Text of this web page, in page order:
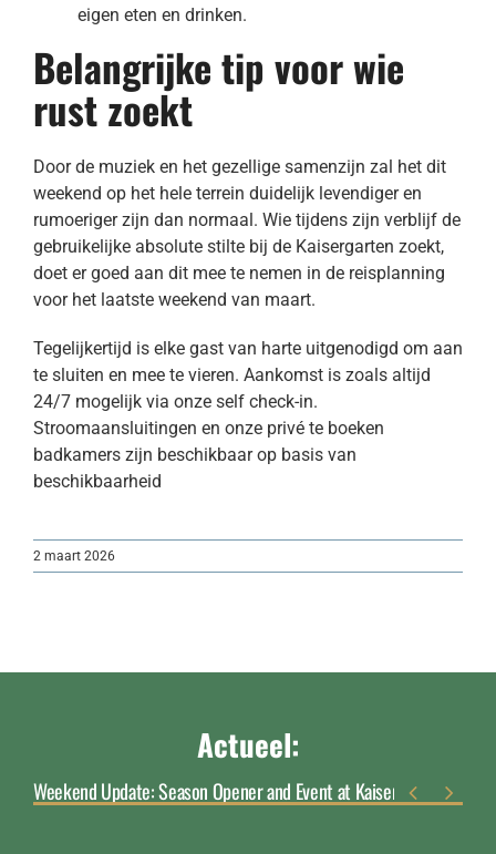
eigen eten en drinken.
Belangrijke tip voor wie
rust zoekt
Door de muziek en het gezellige samenzijn zal het dit
weekend op het hele terrein duidelijk levendiger en
rumoeriger zijn dan normaal. Wie tijdens zijn verblijf de
gebruikelijke absolute stilte bij de Kaisergarten zoekt,
doet er goed aan dit mee te nemen in de reisplanning
voor het laatste weekend van maart.
Tegelijkertijd is elke gast van harte uitgenodigd om aan
te sluiten en mee te vieren. Aankomst is zoals altijd
24/7 mogelijk via onze self check-in.
Stroomaansluitingen en onze privé te boeken
badkamers zijn beschikbaar op basis van
beschikbaarheid
2 maart 2026
Actueel:
Weekend Update: Season Opener and Event at Kaisergarten
 